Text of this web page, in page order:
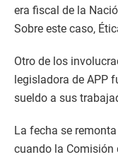
era fiscal de la
Sobre este caso,
Otro de los
legisladora de APP
sueldo a sus
La fecha se
cuando la Comisión